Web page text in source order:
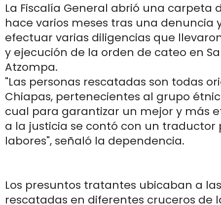
La Fiscalía General abrió una carpeta
hace varios meses tras una denuncia
efectuar varias diligencias que
y ejecución de la orden de cateo en
Atzompa.
"Las personas rescatadas son todas
Chiapas, pertenecientes al grupo
cual para garantizar un mejor y más
a la justicia se contó con un traductor
labores", señaló la dependencia.
Los presuntos tratantes ubicaban a
rescatadas en diferentes cruceros de